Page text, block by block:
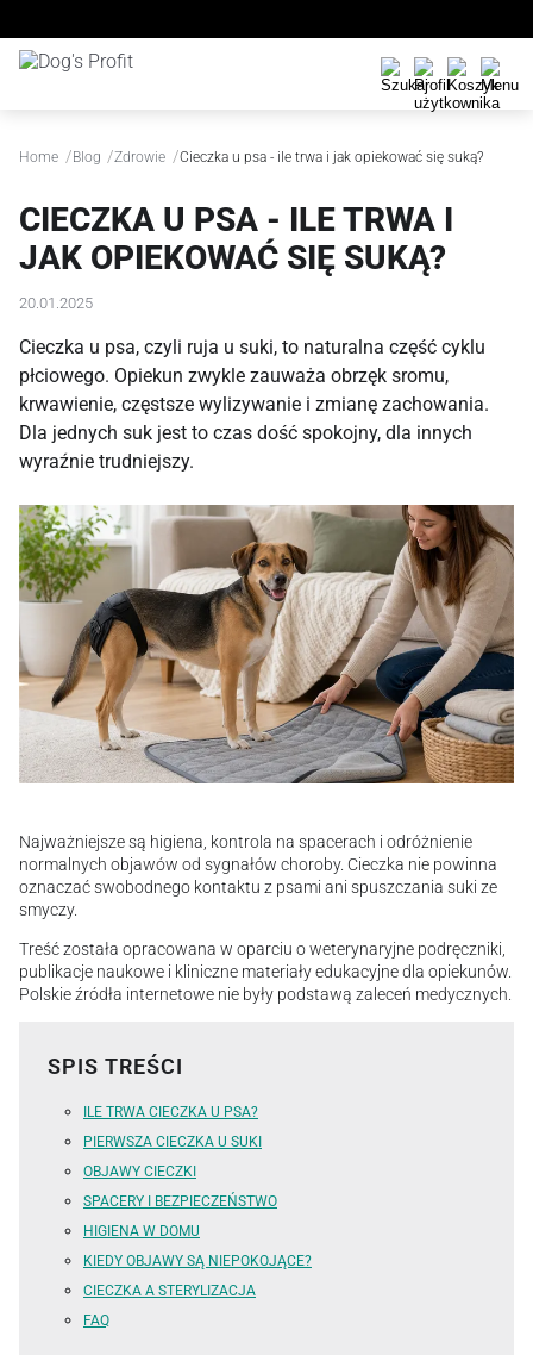
Home /Blog /Zdrowie /Cieczka u psa - ile trwa i jak opiekować się suką?
CIECZKA U PSA - ILE TRWA I
JAK OPIEKOWAĆ SIĘ SUKĄ?
20.01.2025
Cieczka u psa, czyli ruja u suki, to naturalna część cyklu
płciowego. Opiekun zwykle zauważa obrzęk sromu,
krwawienie, częstsze wylizywanie i zmianę zachowania.
Dla jednych suk jest to czas dość spokojny, dla innych
wyraźnie trudniejszy.
Najważniejsze są higiena, kontrola na spacerach i odróżnienie
normalnych objawów od sygnałów choroby. Cieczka nie powinna
oznaczać swobodnego kontaktu z psami ani spuszczania suki ze
smyczy.
Treść została opracowana w oparciu o weterynaryjne podręczniki,
publikacje naukowe i kliniczne materiały edukacyjne dla opiekunów.
Polskie źródła internetowe nie były podstawą zaleceń medycznych.
SPIS TREŚCI
ILE TRWA CIECZKA U PSA?
PIERWSZA CIECZKA U SUKI
OBJAWY CIECZKI
SPACERY I BEZPIECZEŃSTWO
HIGIENA W DOMU
KIEDY OBJAWY SĄ NIEPOKOJĄCE?
CIECZKA A STERYLIZACJA
FAQ